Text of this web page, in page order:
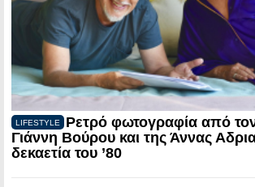
LIFESTYLE
Ρετρό φωτογραφία από
Γιάννη Βούρου και της Άννας
δεκαετία του ’80